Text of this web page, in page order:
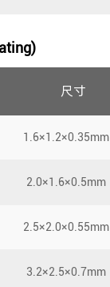
尺寸
1.6×1.2×0.35mm
2.0×1.6×0.5mm
2.5×2.0×0.55mm
3.2×2.5×0.7mm